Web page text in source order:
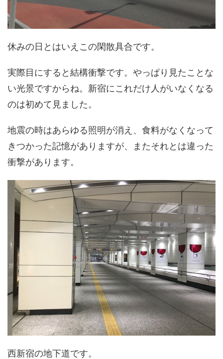
休みの日とはいえこの閑散具合です。
実際目にすると結構衝撃です。やっぱり見たことな
い光景ですからね。新宿にこれだけ人がいなくなる
のは初めて見ました。
地震の時はあらゆる照明が消え、食料がなくなって
きつかった記憶がありますが、またそれとは違った
衝撃があります。
西新宿の地下道です。